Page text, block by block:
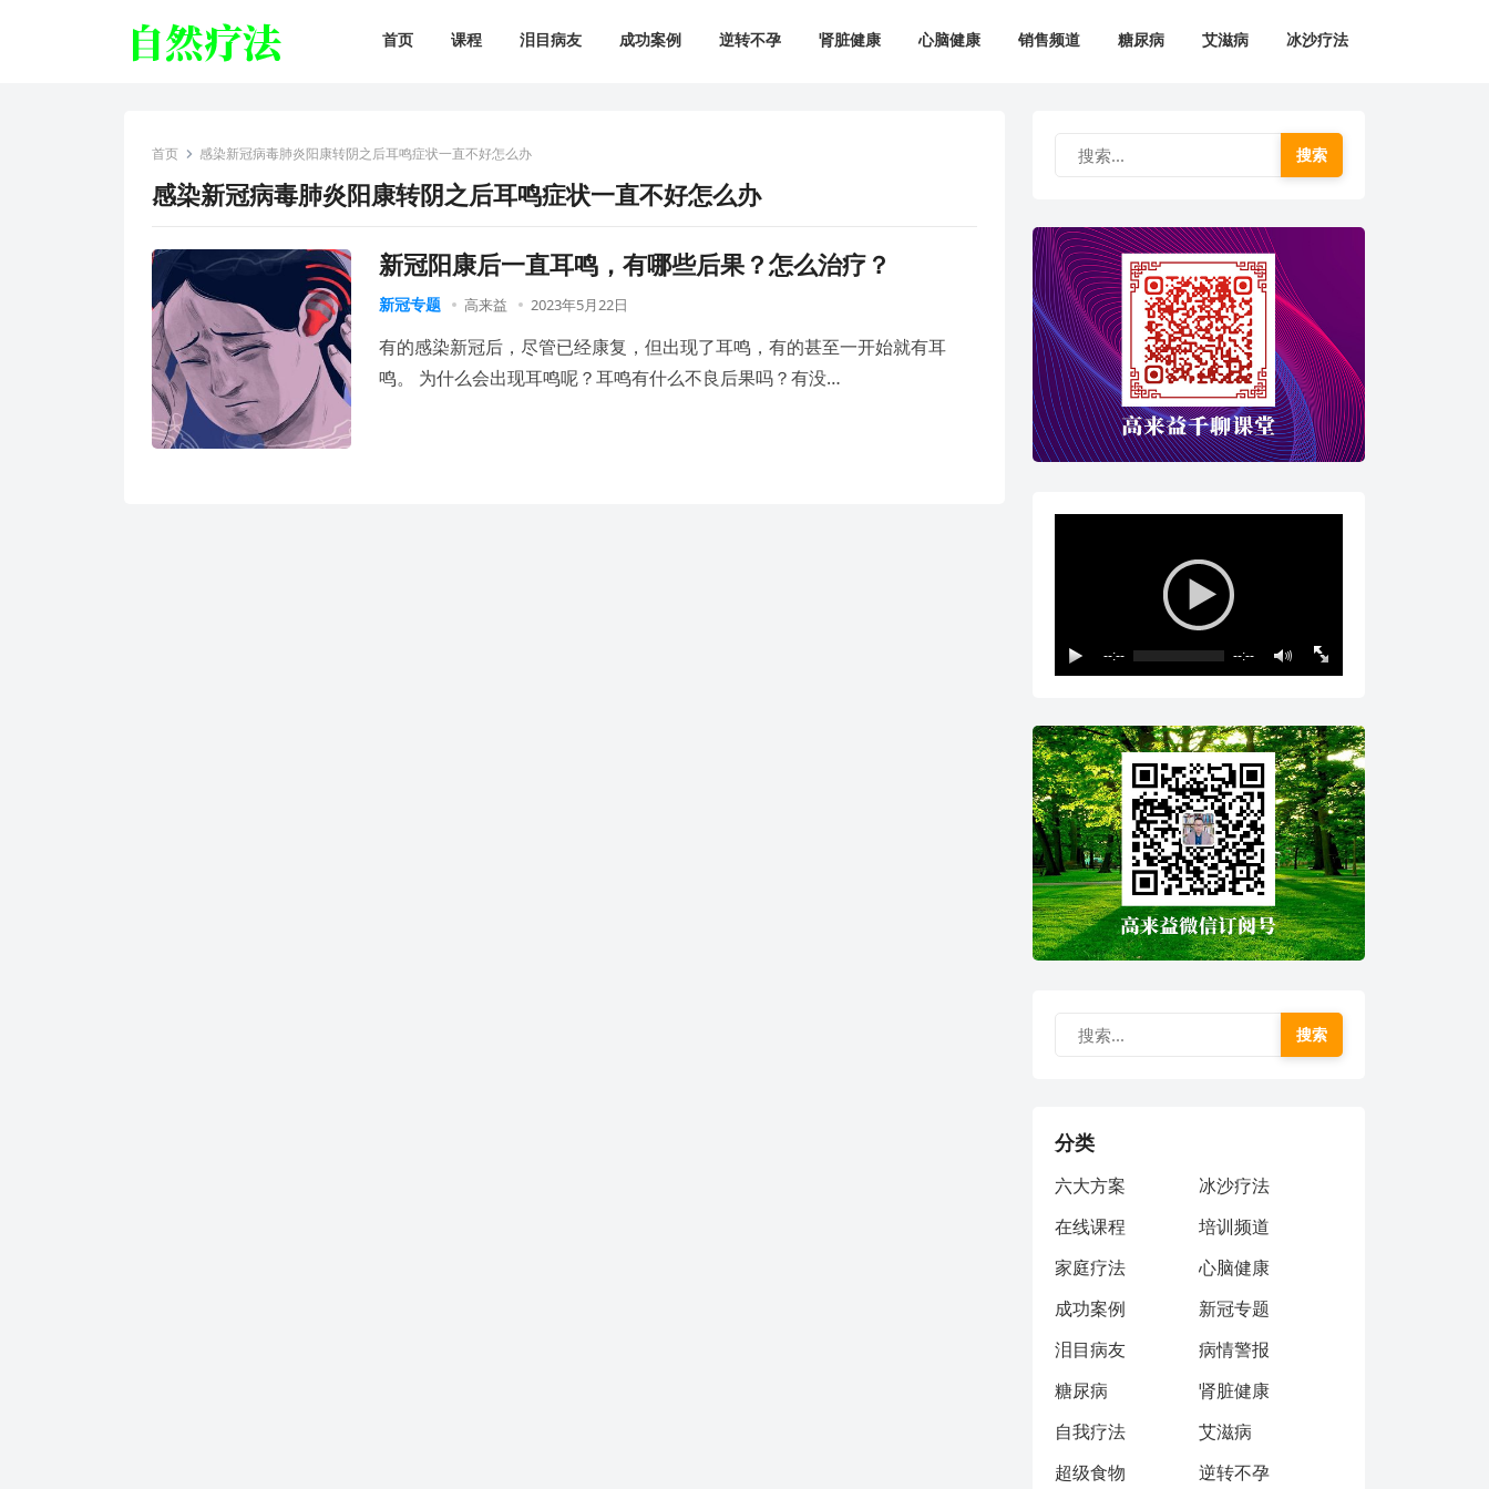
首页 课程 泪目病友 成功案例 逆转不孕 肾脏健康 心脑健康 销售频道 糖尿病 艾滋病 冰沙疗法
首页 感染新冠病毒肺炎阳康转阴之后耳鸣症状一直不好怎么办
感染新冠病毒肺炎阳康转阴之后耳鸣症状一直不好怎么办
新冠阳康后一直耳鸣，有哪些后果？怎么治疗？
新冠专题 高来益 2023年5月22日
有的感染新冠后，尽管已经康复，但出现了耳鸣，有的甚至一开始就有耳
鸣。 为什么会出现耳鸣呢？耳鸣有什么不良后果吗？有没…
搜索
--:-- --:--
搜索
分类
六大方案
冰沙疗法
在线课程
培训频道
家庭疗法
心脑健康
成功案例
新冠专题
泪目病友
病情警报
糖尿病
肾脏健康
自我疗法
艾滋病
超级食物
逆转不孕